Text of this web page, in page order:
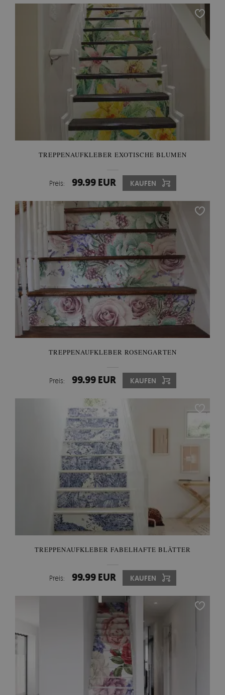
TREPPENAUFKLEBER EXOTISCHE BLUMEN
Preis: 99.99 EUR KAUFEN
TREPPENAUFKLEBER ROSENGARTEN
Preis: 99.99 EUR KAUFEN
TREPPENAUFKLEBER FABELHAFTE BLÄTTER
Preis: 99.99 EUR KAUFEN